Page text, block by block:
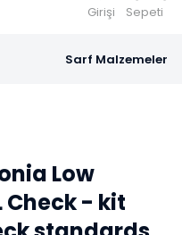
Girişi
Sepeti
Sarf Malzemeler
Low
Check - kit